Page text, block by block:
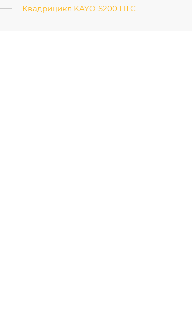
Квадрицикл KAYO S200 ПТС